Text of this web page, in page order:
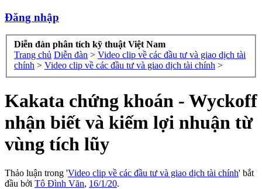
Đăng nhập
Diễn đàn phân tích kỹ thuật Việt Nam
Trang chủ Diễn đàn > Video clip về các đầu tư và giao dịch tài
chính > Video clip về các đầu tư và giao dịch tài chính >
Kakata chứng khoán - Wyckoff
nhận biết và kiếm lợi nhuận từ
vùng tích lũy
Thảo luận trong 'Video clip về các đầu tư và giao dịch tài chính' bắt
đầu bởi Tô Đình Văn, 16/1/20.